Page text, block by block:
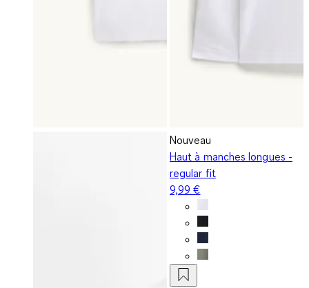
Nouveau
Haut à manches longues -
regular fit
9,99 €